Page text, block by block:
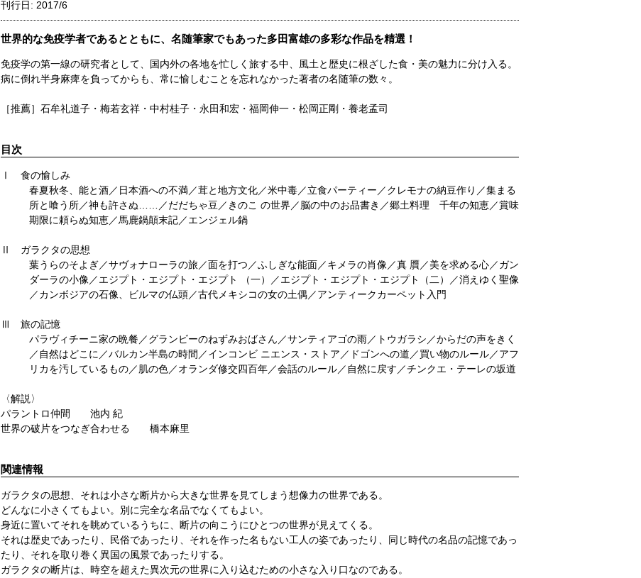
刊行日: 2017/6
世界的な免疫学者であるとともに、名随筆家でもあった多田富雄の多彩な作品を精選！
免疫学の第一線の研究者として、国内外の各地を忙しく旅する中、風土と歴史に根ざした食・美の魅力に分け入る。
病に倒れ半身麻痺を負ってからも、常に愉しむことを忘れなかった著者の名随筆の数々。
［推薦］石牟礼道子・梅若玄祥・中村桂子・永田和宏・福岡伸一・松岡正剛・養老孟司
目次
Ⅰ 食の愉しみ
春夏秋冬、能と酒／日本酒への不満／茸と地方文化／米中毒／立食パーティー／クレモナの納豆作り／集まる
所と喰う所／神も許さぬ……／だだちゃ豆／きのこ の世界／脳の中のお品書き／郷土料理 千年の知恵／賞味
期限に頼らぬ知恵／馬鹿鍋顛末記／エンジェル鍋
Ⅱ ガラクタの思想
葉うらのそよぎ／サヴォナローラの旅／面を打つ／ふしぎな能面／キメラの肖像／真 贋／美を求める心／ガン
ダーラの小像／エジプト・エジプト・エジプト （一）／エジプト・エジプト・エジプト（二）／消えゆく聖像
／カンボジアの石像、ビルマの仏頭／古代メキシコの女の土偶／アンティークカーペット入門
Ⅲ 旅の記憶
パラヴィチーニ家の晩餐／グランビーのねずみおばさん／サンティアゴの雨／トウガラシ／からだの声をきく
／自然はどこに／バルカン半島の時間／インコンビ ニエンス・ストア／ドゴンへの道／買い物のルール／アフ
リカを汚しているもの／肌の色／オランダ修交四百年／会話のルール／自然に戻す／チンクエ・テーレの坂道
〈解説〉
パラントロ仲間 池内 紀
世界の破片をつなぎ合わせる 橋本麻里
関連情報
ガラクタの思想、それは小さな断片から大きな世界を見てしまう想像力の世界である。
どんなに小さくてもよい。別に完全な名品でなくてもよい。
身近に置いてそれを眺めているうちに、断片の向こうにひとつの世界が見えてくる。
それは歴史であったり、民俗であったり、それを作った名もない工人の姿であったり、同じ時代の名品の記憶であっ
たり、それを取り巻く異国の風景であったりする。
ガラクタの断片は、時空を超えた異次元の世界に入り込むための小さな入り口なのである。